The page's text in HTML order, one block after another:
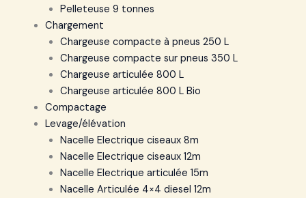
Pelleteuse 9 tonnes
Chargement
Chargeuse compacte à pneus 250 L
Chargeuse compacte sur pneus 350 L
Chargeuse articulée 800 L
Chargeuse articulée 800 L Bio
Compactage
Levage/élévation
Nacelle Electrique ciseaux 8m
Nacelle Electrique ciseaux 12m
Nacelle Electrique articulée 15m
Nacelle Articulée 4×4 diesel 12m